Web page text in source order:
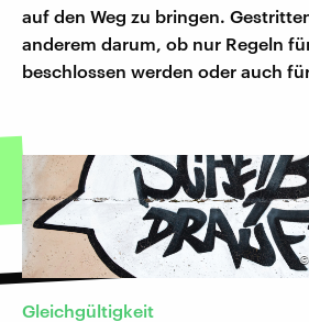
auf den Weg zu bringen.
anderem darum, ob nur Regeln
beschlossen werden oder auch
©
Gleichgültigkeit